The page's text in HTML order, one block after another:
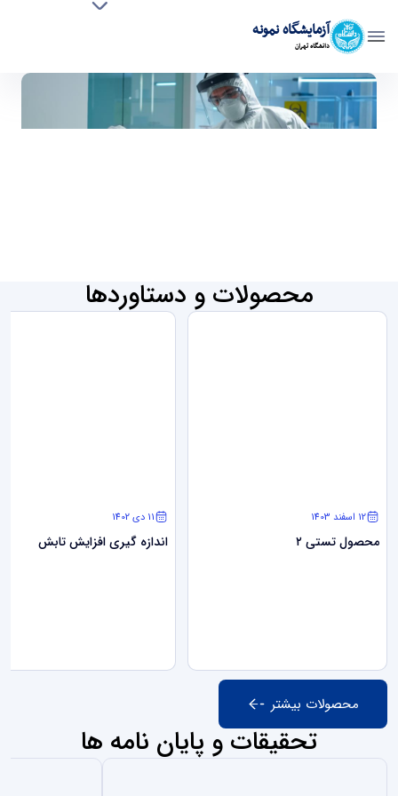
آزمایشگاه نمونه
دانشگاه تهران
رویدادها
پایان نامه ها و تحقیقات
تست
صفحه نخست
محصولات و دستاوردها
12 اسفند 1403
محصول تستی ۲
11 دی 1402
اندازه گیری افزایش تابش
محصولات بیشتر
تحقیقات و پایان نامه ها